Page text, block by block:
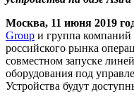
Москва, 11 июня 2019
Group и группа компаний
российского рынка
совместном запуске
оборудования под
Устройства будут